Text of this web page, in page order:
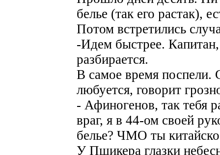
белье (так его растак),
Потом встретились
-Идем быстрее.
разбирается.
В самое время поспели.
любуется, говорит
- Афиногенов, так тебя
враг, я в 44-ом своей
белье? ЧМО ты
У Пшикера глазки